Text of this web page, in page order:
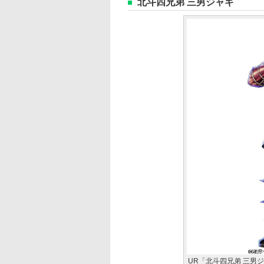
北斗四兄弟 三男ジャギ
UR「北斗四兄弟 三男